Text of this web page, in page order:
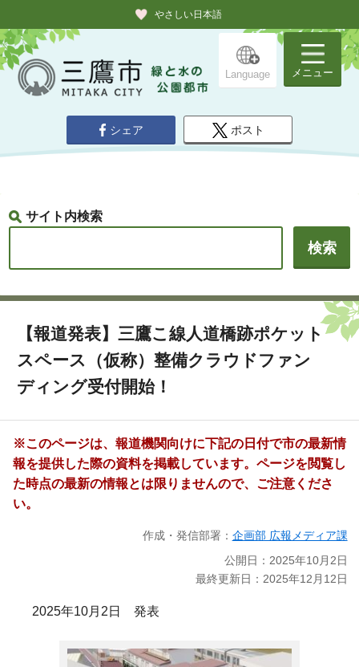
やさしい日本語
Language メニュー
シェア ポスト
サイト内検索
【報道発表】三鷹こ線人道橋跡ポケット
スペース（仮称）整備クラウドファン
ディング受付開始！
※このページは、報道機関向けに下記の日付で市の最新情
報を提供した際の資料を掲載しています。ページを閲覧し
た時点の最新の情報とは限りませんので、ご注意くださ
い。
作成・発信部署： 企画部 広報メディア課
公開日：2025年10月2日
最終更新日：2025年12月12日
2025年10月2日 発表